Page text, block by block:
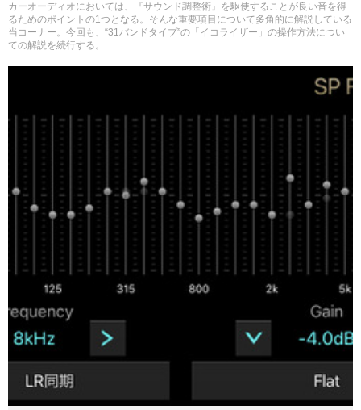
スクープ
カーオーディオにおいては、『サウンド調整術』を駆使することが良い音を得
るためのポイントの1つとなる。そんな重要項目について多角的に解説している
当コーナー。今回も、“31バンドタイプ”の「イコライザー」の操作方法につい
ての解説を続行する。